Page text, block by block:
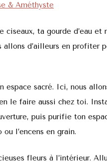
& Améthyste
ciseaux, ta gourde d’eau et
allons d’ailleurs en profiter
sacré. Ici, nous
le faire aussi chez toi.
puis purifie ton
l’encens en grain.
fleurs à l’intérieur.